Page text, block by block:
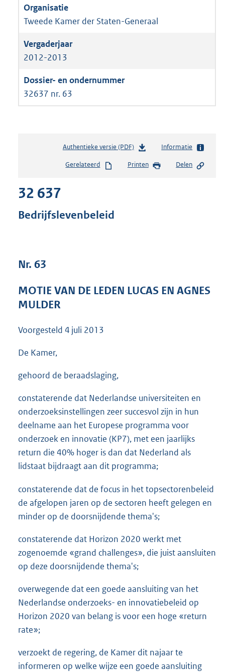
Tweede Kamer der Staten-Generaal
2012-2013
32637 nr. 63
Authentieke versie (PDF)b
s
e
Informatie
Gerelateerd Printen Delen
32 637
Bedrijfslevenbeleid
Nr. 63
MOTIE VAN DE LEDEN LUCAS EN AGNES
MULDER
Voorgesteld 4 juli 2013
De Kamer,
gehoord de beraadslaging,
constaterende dat Nederlandse universiteiten en
onderzoeksinstellingen zeer succesvol zijn in hun
deelname aan het Europese programma voor
onderzoek en innovatie (KP7), met een jaarlijks
return die 40% hoger is dan dat Nederland als
lidstaat bijdraagt aan dit programma;
constaterende dat de focus in het topsectorenbeleid
de afgelopen jaren op de sectoren heeft gelegen en
minder op de doorsnijdende thema's;
constaterende dat Horizon 2020 werkt met
zogenoemde «grand challenges», die juist aansluiten
op deze doorsnijdende thema's;
overwegende dat een goede aansluiting van het
Nederlandse onderzoeks- en innovatiebeleid op
Horizon 2020 van belang is voor een hoge «return
rate»;
verzoekt de regering, de Kamer dit najaar te
informeren op welke wijze een goede aansluiting